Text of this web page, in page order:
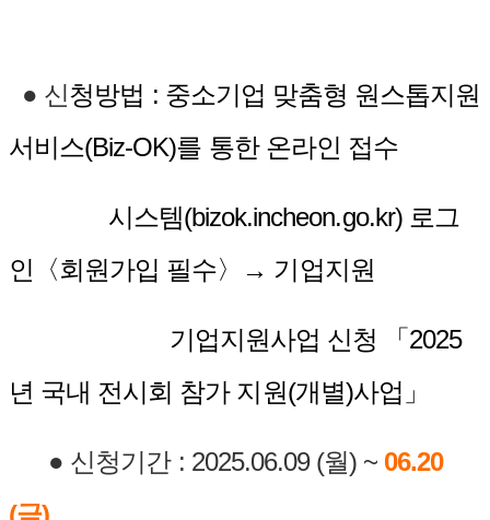
청방법 : 중소기업 맞춤형 원스톱지원
서비스(Biz-OK)를 통한 온라인 접수
시스템(bizok.incheon.go.kr) 로그
인〈회원가입 필수〉→ 기업지원
기업지원사업 신청 「2025
년 국내 전시회 참가 지원(개별)사업」
● 신청기간 : 2025.06.09 (월) ~ 06.20